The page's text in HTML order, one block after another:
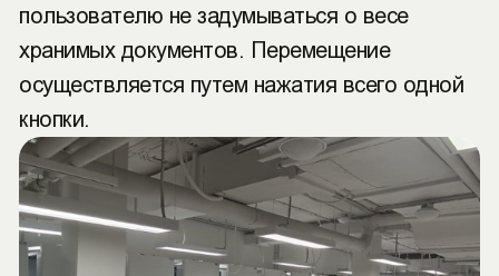
пользователю не задумываться о весе
хранимых документов. Перемещение
осуществляется путем нажатия всего одной
кнопки.